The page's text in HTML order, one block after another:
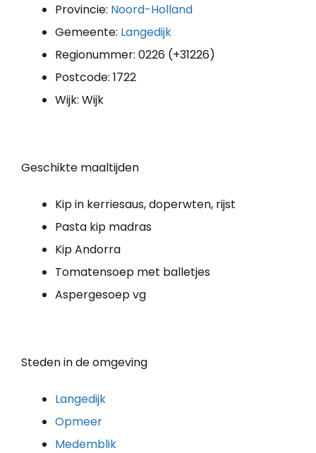
Provincie: Noord-Holland
Gemeente: Langedijk
Regionummer: 0226 (+31226)
Postcode: 1722
Wijk: Wijk
Geschikte maaltijden
Kip in kerriesaus, doperwten, rijst
Pasta kip madras
Kip Andorra
Tomatensoep met balletjes
Aspergesoep vg
Steden in de omgeving
Langedijk
Opmeer
Medemblik